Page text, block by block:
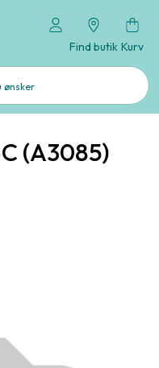
Find butik Kurv
(A3085)